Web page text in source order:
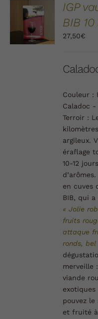
AU
PANIER
/
DÉTAILS
IGP
BIB
27,50€
Couleur :
Caladoc -
Terroir :
argileux.
éraflage
10-12
d’arômes.
en cuves
BIB, qui
« Jolie
fruits
attaque
ronds, bel
merveille
viande
exotiques
pouvez
et fruité à